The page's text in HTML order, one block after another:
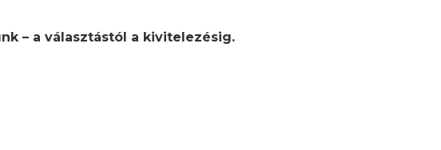
– a választástól a kivitelezésig.